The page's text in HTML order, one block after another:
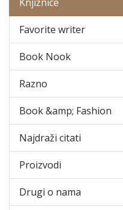
Favorite writer
Book Nook
Razno
Book &amp; Fashion
Najdraži citati
Proizvodi
Drugi o nama